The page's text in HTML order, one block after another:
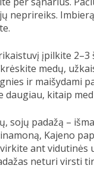
neprireiks.
įpilkite 2–3
medų,
ir maišydami
daugiau, kitaip
sojų padažą –
Kajeno
ant vidutinės
neturi virsti